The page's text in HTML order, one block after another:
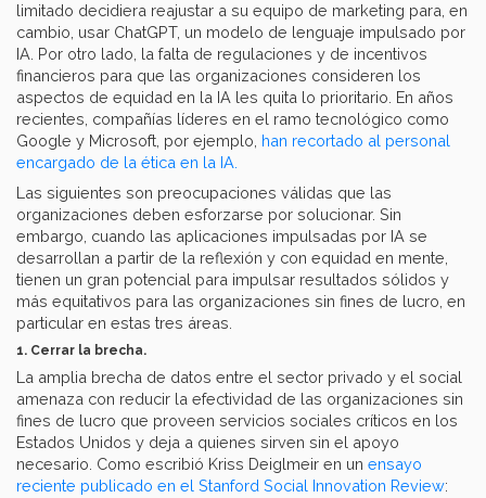
limitado decidiera reajustar a su equipo de marketing para, en
cambio, usar ChatGPT, un modelo de lenguaje impulsado por
IA. Por otro lado, la falta de regulaciones y de incentivos
financieros para que las organizaciones consideren los
aspectos de equidad en la IA les quita lo prioritario. En años
recientes, compañías líderes en el ramo tecnológico como
Google y Microsoft, por ejemplo, han recortado al personal
encargado de la ética en la IA.
Las siguientes son preocupaciones válidas que las
organizaciones deben esforzarse por solucionar. Sin
embargo, cuando las aplicaciones impulsadas por IA se
desarrollan a partir de la reflexión y con equidad en mente,
tienen un gran potencial para impulsar resultados sólidos y
más equitativos para las organizaciones sin fines de lucro, en
particular en estas tres áreas.
1. Cerrar la brecha.
La amplia brecha de datos entre el sector privado y el social
amenaza con reducir la efectividad de las organizaciones sin
fines de lucro que proveen servicios sociales críticos en los
Estados Unidos y deja a quienes sirven sin el apoyo
necesario. Como escribió Kriss Deiglmeir en un ensayo
reciente publicado en el Stanford Social Innovation Review: